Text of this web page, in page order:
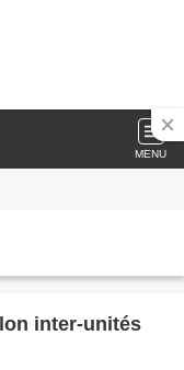
MENU
inter-unités